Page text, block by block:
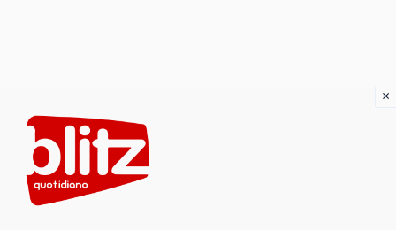
content
×